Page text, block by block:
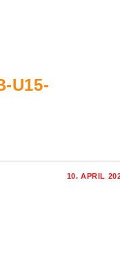
U15-
10. APRIL